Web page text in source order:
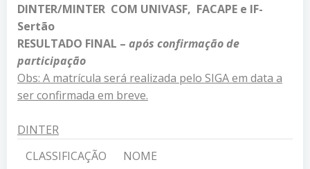
DINTER/MINTER COM UNIVASF, FACAPE e IF-
Sertão
RESULTADO FINAL – após confirmação de
participação
Obs: A matrícula será realizada pelo SIGA em data a
ser confirmada em breve.
DINTER
CLASSIFICAÇÃO
NOME